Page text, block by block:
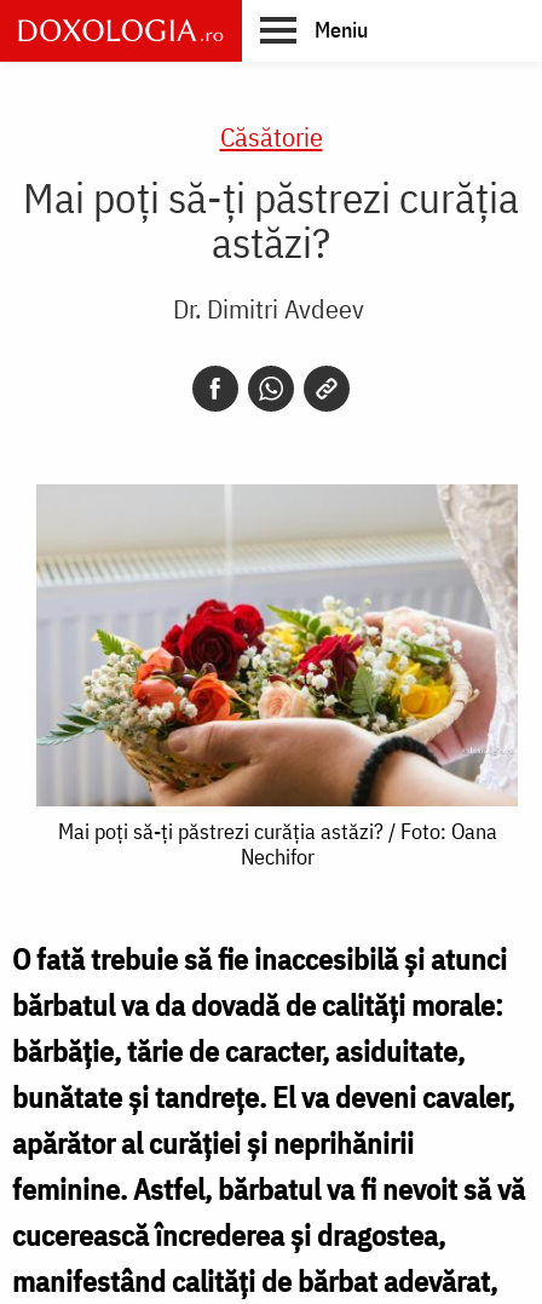
Skip
to
main
Meniu
Căsătorie
Mai poți să-ți păstrezi curăția
astăzi?
Dr. Dimitri Avdeev
Mai
ți
păstrezi
curăția
astăzi?
/
Oana
Nechifor
Mai poți să-ți păstrezi curăția astăzi? / Foto: Oana
Nechifor
O fată trebuie să fie inaccesibilă şi atunci
bărbatul va da dovadă de calităţi morale:
bărbăţie, tărie de caracter, asiduitate,
bunătate şi tandreţe. El va deveni cavaler,
apărător al curăţiei şi neprihănirii
feminine. Astfel, bărbatul va fi nevoit să vă
cucerească încrederea şi dragostea,
manifestând calităţi de bărbat adevărat,